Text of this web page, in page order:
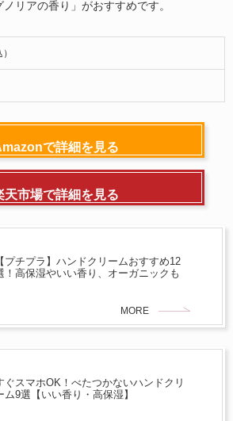
リアの香り」がおすすめです。
で詳細を見る
天市場で詳細を見る
【プチプラ】ハンドクリームおすすめ12
！高保湿やいい香り、オーガニックも
MORE
ぐスマホOK！べたつかないハンドクリ
ム9選【いい香り・高保湿】